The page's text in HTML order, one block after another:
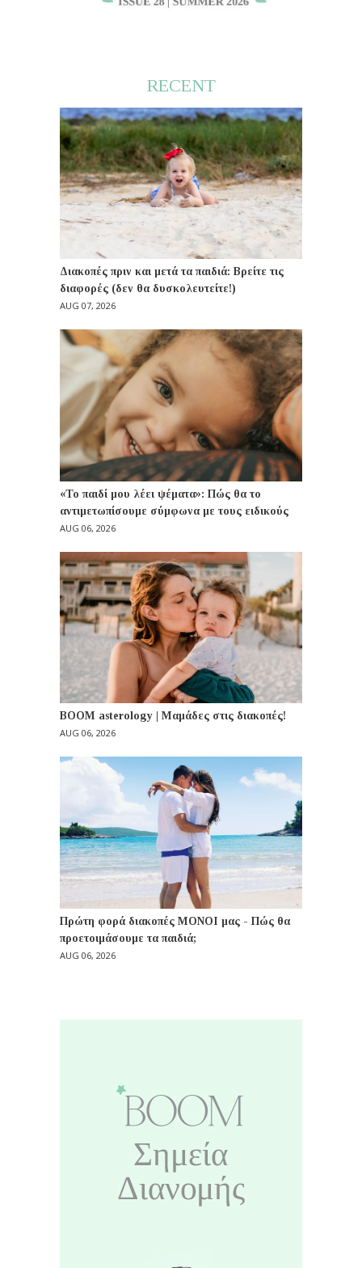
RECENT
Διακοπές πριν και μετά τα παιδιά: Βρείτε τις
διαφορές (δεν θα δυσκολευτείτε!)
AUG 07, 2026
«Το παιδί μου λέει ψέματα»: Πώς θα το
αντιμετωπίσουμε σύμφωνα με τους ειδικούς
AUG 06, 2026
BOOM asterology | Μαμάδες στις διακοπές!
AUG 06, 2026
Πρώτη φορά διακοπές ΜΟΝΟΙ μας - Πώς θα
προετοιμάσουμε τα παιδιά;
AUG 06, 2026